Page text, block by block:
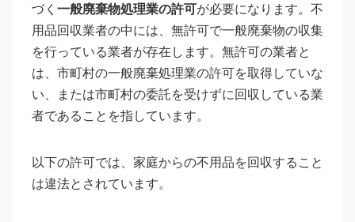
づく 一般廃棄物処理業の許可が必要になります。不
用品回収業者の中には、無許可で一般廃棄物の収集
を行っている業者が存在します。無許可の業者と
は、市町村の一般廃棄処理業の許可を取得していな
い、または市町村の委託を受けずに回収している業
者であることを指しています。
以下の許可では、家庭からの不用品を回収すること
は違法とされています。